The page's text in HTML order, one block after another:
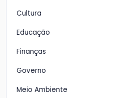
Cultura
Educação
Finanças
Governo
Meio Ambiente